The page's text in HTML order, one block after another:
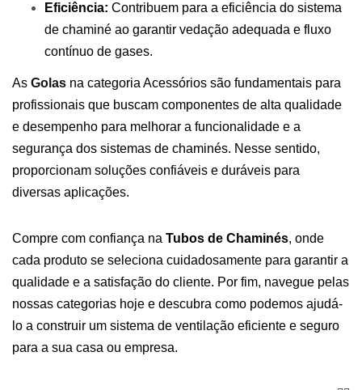
Eficiência: Contribuem para a eficiência do sistema
de chaminé ao garantir vedação adequada e fluxo
contínuo de gases.
As Golas na categoria Acessórios são fundamentais para
profissionais que buscam componentes de alta qualidade
e desempenho para melhorar a funcionalidade e a
segurança dos sistemas de chaminés. Nesse sentido,
proporcionam soluções confiáveis e duráveis para
diversas aplicações.
Compre com confiança na Tubos de Chaminés, onde
cada produto se seleciona cuidadosamente para garantir a
qualidade e a satisfação do cliente. Por fim, navegue pelas
nossas categorias hoje e descubra como podemos ajudá-
lo a construir um sistema de ventilação eficiente e seguro
para a sua casa ou empresa.